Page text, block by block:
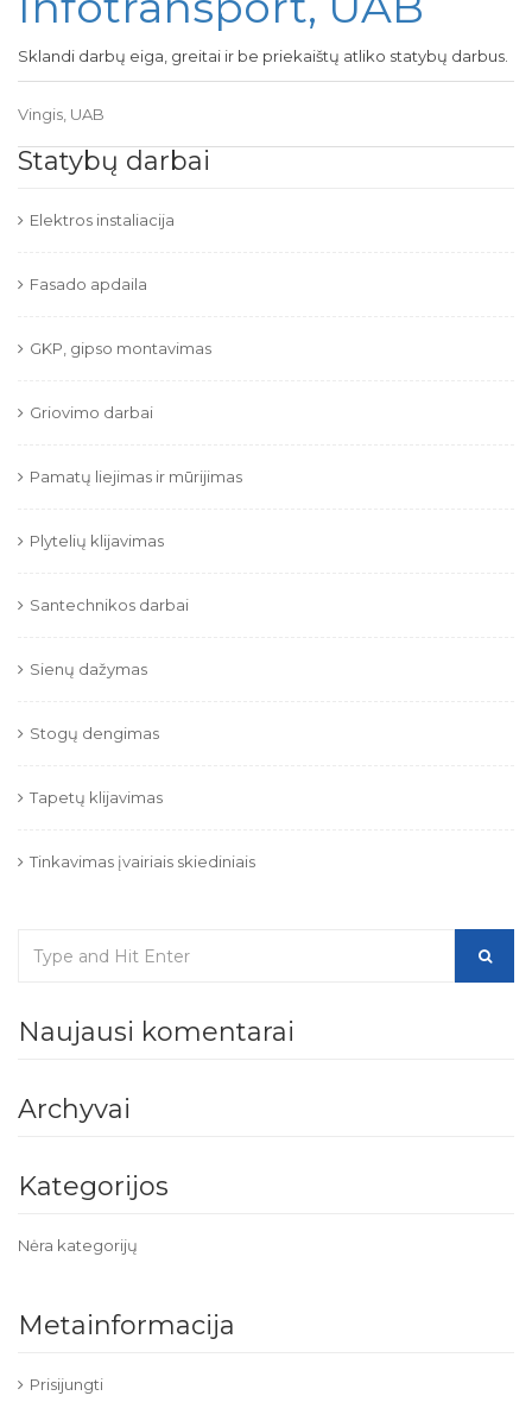
Sklandi darbų eiga, greitai ir be priekaištų atliko statybų darbus.
Vingis, UAB
Statybų darbai
Elektros instaliacija
Fasado apdaila
GKP, gipso montavimas
Griovimo darbai
Pamatų liejimas ir mūrijimas
Plytelių klijavimas
Santechnikos darbai
Sienų dažymas
Stogų dengimas
Tapetų klijavimas
Tinkavimas įvairiais skiediniais
Naujausi komentarai
Archyvai
Kategorijos
Nėra kategorijų
Metainformacija
Prisijungti